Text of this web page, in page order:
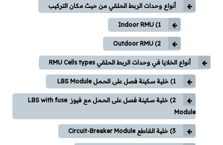
Etap
REVIT
Ecodial
EKTS
أنواع وحدات الربط الحلقي من حيث مكان التركيب
1) Indoor RMU
2) Outdoor RMU
أنواع الخلايا في وحدات الربط الحلقي RMU Cells types
1) خلية سكينة فصل على الحمل LBS Module
2) خلية سكينة فصل على الحمل مع فيوز LBS with fuse
Module
3) خلية القاطع Circuit-Breaker Module